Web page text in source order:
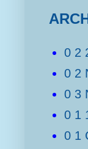
0 2
0 2
0 3
0 1
0 1